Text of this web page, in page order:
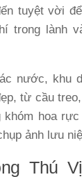
tuyệt vời
trong lành
nước, khu
từ cầu
khóm hoa
ảnh lưu
Thú